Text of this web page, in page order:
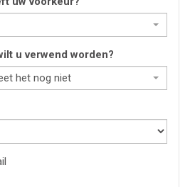
u verwend worden?
het nog niet